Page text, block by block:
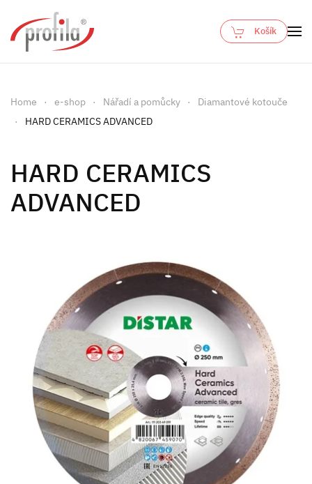
Skip to main content
Košík
Home e-shop Nářadí a pomůcky
Diamantové kotouče
HARD CERAMICS ADVANCED
HARD CERAMICS
ADVANCED